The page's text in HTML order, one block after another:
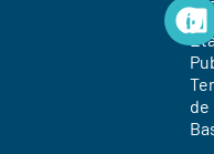
de